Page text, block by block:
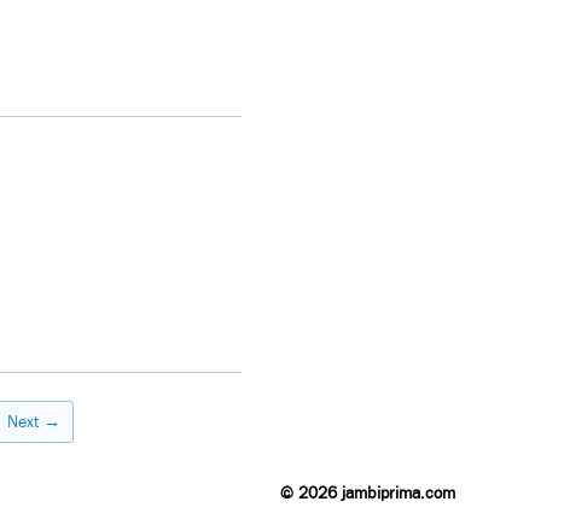
Next →
© 2026 jambiprima.com